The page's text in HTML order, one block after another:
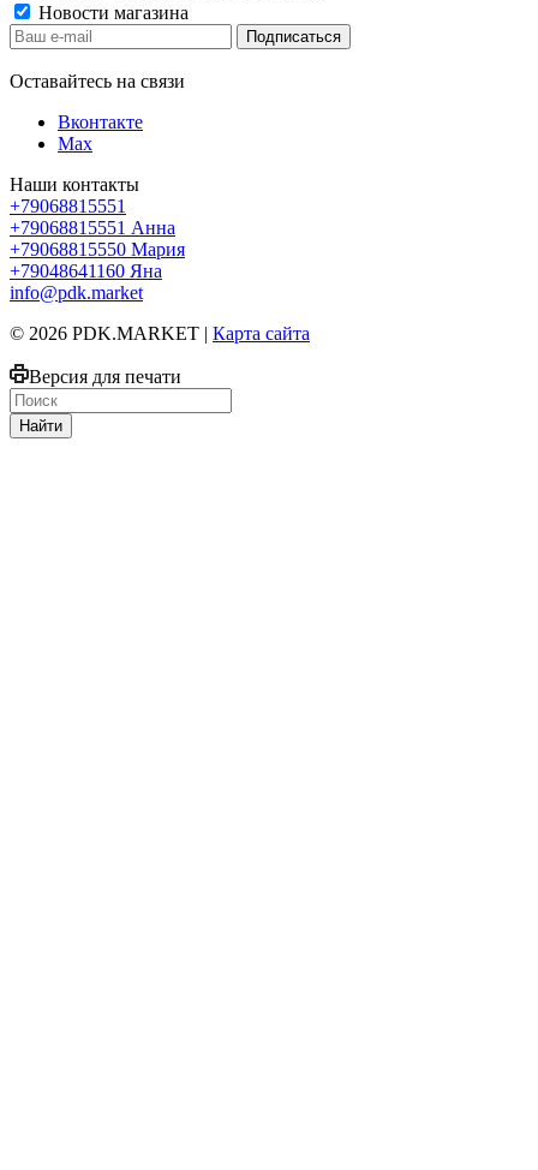
Новости магазина
Оставайтесь на связи
Вконтакте
Max
Наши контакты
+79068815551
+79068815551 Анна
+79068815550 Мария
+79048641160 Яна
info@pdk.market
© 2026 PDK.MARKET | Карта сайта
Версия для печати
Найти